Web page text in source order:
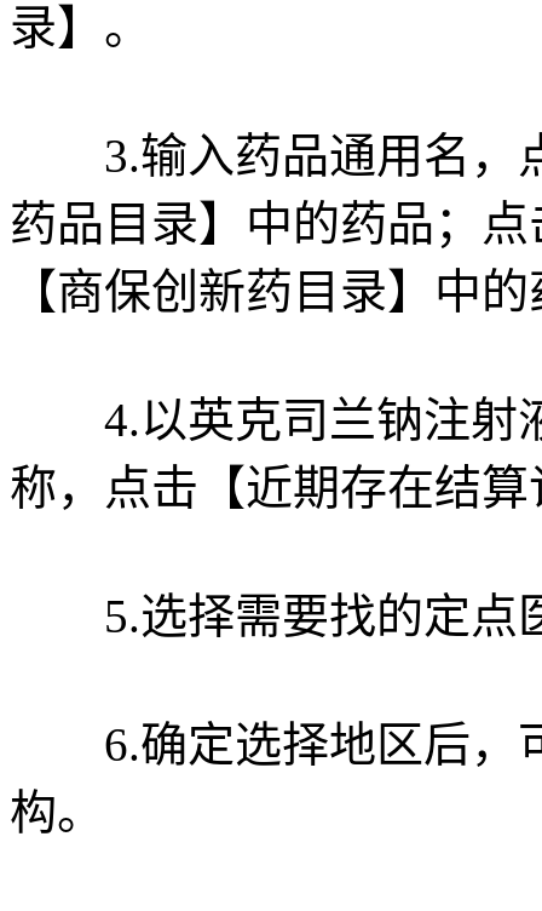
录】。
3.输入药品通用名，
药品目录】中的药品；
【商保创新药目录】中
4.以英克司兰钠注射
称，点击【近期存在结
5.选择需要找的定点
6.确定选择地区后，
构。